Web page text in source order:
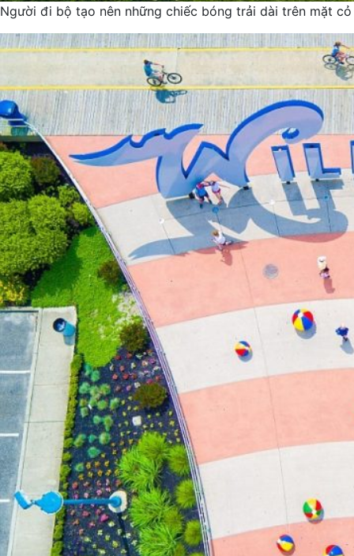
Người đi bộ tạo nên những chiếc bóng trải dài trên mặt